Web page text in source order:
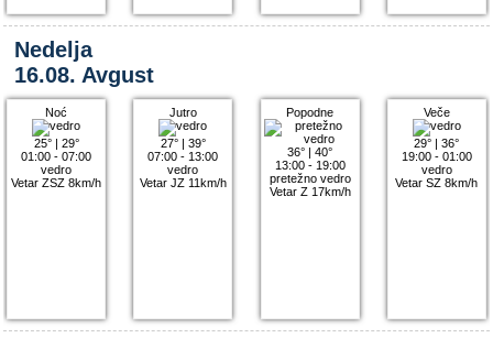
Nedelja
16.08. Avgust
Noć
25°| 29°
01:00 - 07:00
vedro
Vetar ZSZ 8km/h
Jutro
27°| 39°
07:00 - 13:00
vedro
Vetar JZ 11km/h
Popodne
36° |40°
13:00 - 19:00
pretežno vedro
Vetar Z 17km/h
Veče
29° |36°
19:00 - 01:00
vedro
Vetar SZ 8km/h